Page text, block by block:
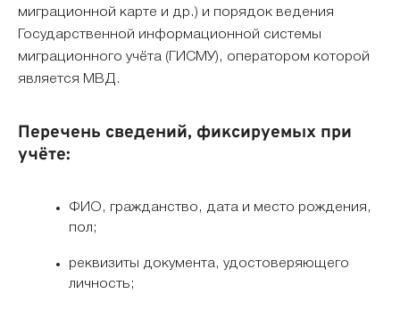
миграционной карте и др.) и порядок ведения
Государственной информационной системы
миграционного учёта (ГИСМУ), оператором которой
является МВД.
Перечень сведений, фиксируемых при
учёте:
ФИО, гражданство, дата и место рождения,
пол;
реквизиты документа, удостоверяющего
личность;